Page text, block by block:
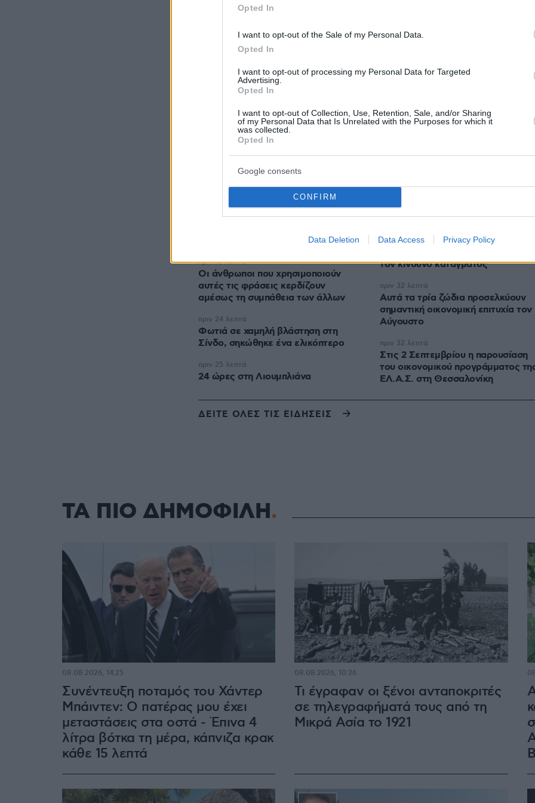
Opted In
I want to opt-out of the Sale of my Personal Data.
Opted In
I want to opt-out of processing my Personal Data for Targeted
Advertising.
Opted In
I want to opt-out of Collection, Use, Retention, Sale, and/or Sharing
of my Personal Data that Is Unrelated with the Purposes for which it
was collected.
Opted In
Google consents
CONFIRM
Data Deletion Data Access Privacy Policy
όλες τις ειδήσεις
Δείτε όλες τις τελευταίεςΕιδήσειςαπό την Ελλάδα και τον Κόσμο, τη
στιγμή που συμβαίνουν, στο
ΡΟΗ ΕΙΔΗΣΕΩΝ
πριν 3 λεπτά
Πέθανε ο πατέρας του Μέσι, Χόρχε
σε αντιστάσεις, αέρα και γκριλ
πριν 13 λεπτά
Οι άνθρωποι που χρησιμοποιούν
αυτές τις φράσεις κερδίζουν
αμέσως τη συμπάθεια των άλλων
πριν 13 λεπτά
Φωτιά σε χαμηλή βλάστηση στη
Σίνδο, σηκώθηκε ένα ελικόπτερο
πριν 24 λεπτά
24 ώρες στη Λιουμπλιάνα
πριν 25 λεπτά
Ασημένιο για Γιώργο Χιώτη και
στη Βουλγαρία, δείτε βίντεο
Οστεοπόρωση: 5 τροφές που
τον κίνδυνο κατάγματος
Αυτά τα τρία ζώδια προσελκύουν
σημαντική οικονομική επιτυχία τον
Αύγουστο
πριν 32 λεπτά
Στις 2 Σεπτεμβρίου η παρουσίαση
του οικονομικού προγράμματος
ΕΛ.Α.Σ. στη Θεσσαλονίκη
πριν 32 λεπτά
ΔΕΙΤΕ ΟΛΕΣ ΤΙΣ ΕΙΔΗΣΕΙΣ
ΤΑ ΠΙΟ ΔΗΜΟΦΙΛΗ
Συνέντευξη ποταμός του Χάντερ
Μπάιντεν: Ο πατέρας μου έχει
μεταστάσεις στα οστά - Έπινα 4
λίτρα βότκα τη μέρα, κάπνιζα κρακ
κάθε 15 λεπτά
08.08.2026, 14:25
Τι έγραφαν οι ξένοι ανταποκριτές
σε τηλεγραφήματά τους από τη
Μικρά Ασία το 1921
08.08.2026, 10:26